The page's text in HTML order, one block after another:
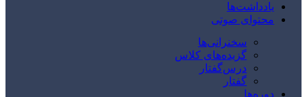
یادداشت‌ها
محتوای صوتی
سخنرانی‌ها
گزیده‌های کلاس
درس‌گفتار
گفتار
دوره‌ها